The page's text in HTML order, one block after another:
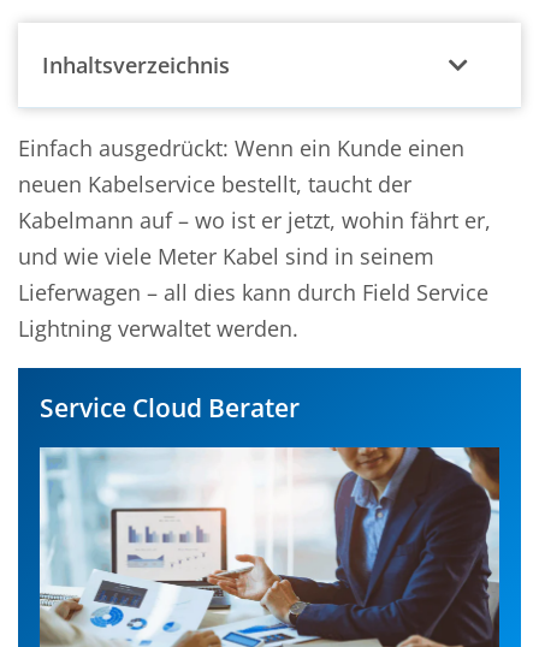
Inhaltsverzeichnis
Einfach ausgedrückt: Wenn ein Kunde einen
neuen Kabelservice bestellt, taucht der
Kabelmann auf – wo ist er jetzt, wohin fährt er,
und wie viele Meter Kabel sind in seinem
Lieferwagen – all dies kann durch Field Service
Lightning verwaltet werden.
Service Cloud Berater